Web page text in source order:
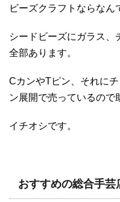
ビーズクラフトならなん
シードビーズにガラス、
全部あります。
CカンやTピン、それに
ン展開で売っているので
イチオシです。
おすすめの総合手芸